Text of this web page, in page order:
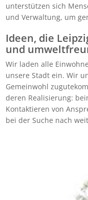
unterstützen sich
und Verwaltung, um
Ideen, die
und
Wir laden alle
unsere Stadt ein. Wir
Gemeinwohl
deren Realisierung:
Kontaktieren von
bei der Suche nach